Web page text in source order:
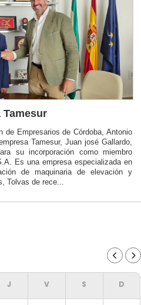
Tamesur
de Empresarios de Córdoba, Antonio
Tamesur, Juan josé Gallardo,
su incorporación como miembro
Es una empresa especializada en
de maquinaria de elevación y
Tolvas de rece...